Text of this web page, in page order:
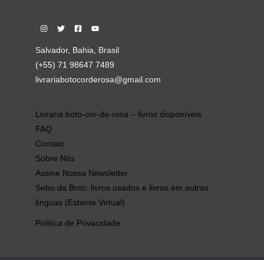
Salvador, Bahia, Brasil
(+55) 71 98647 7489
livrariabotocorderosa@gmail.com
Livraria boto-cor-de-rosa – livros disponíveis
FAQ
Contato
Sobre Nós
Assine Nossa Newsletter
Sebo da Boto: livros usados e livros em outras
línguas (Estante Virtual)
Politíca de Privacidade